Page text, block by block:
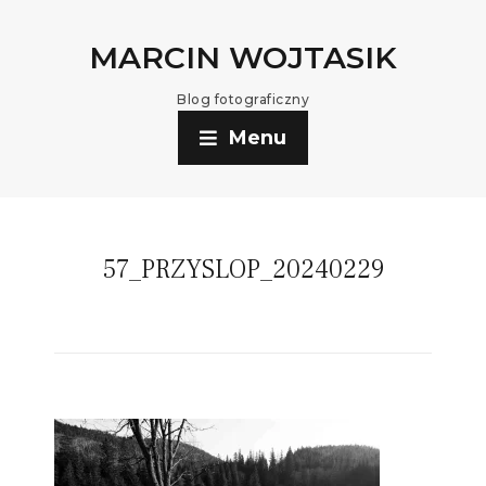
MARCIN WOJTASIK
Blog fotograficzny
Menu
57_PRZYSLOP_20240229